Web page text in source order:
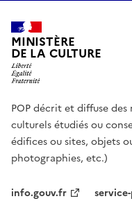
MINISTÈRE
DE LA CULTURE
POP décrit et diffuse
culturels étudiés ou
édifices ou sites, objets
photographies, etc.)
info.gouv.fr